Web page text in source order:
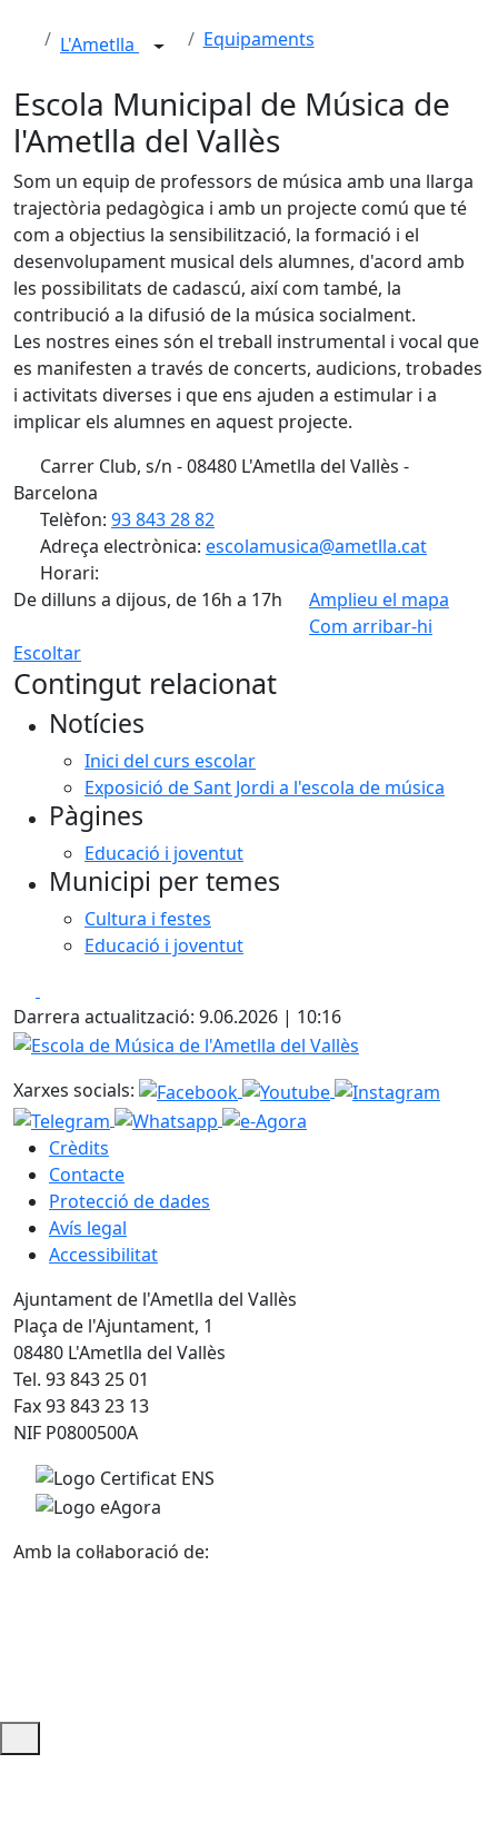
L'Ametlla Equipaments
Escola Municipal de Música de
l'Ametlla del Vallès
Som un equip de professors de música amb una llarga
trajectòria pedagògica i amb un projecte comú que té
com a objectius la sensibilització, la formació i el
desenvolupament musical dels alumnes, d'acord amb
les possibilitats de cadascú, així com també, la
contribució a la difusió de la música socialment.
Les nostres eines són el treball instrumental i vocal que
es manifesten a través de concerts, audicions, trobades
i activitats diverses i que ens ajuden a estimular i a
implicar els alumnes en aquest projecte.
Carrer Club, s/n - 08480 L'Ametlla del Vallès -
Barcelona
Telèfon: 93 843 28 82
Adreça electrònica: escolamusica@ametlla.cat
Horari:
De dilluns a dijous, de 16h a 17h
Amplieu el mapa
Com arribar-hi
+
−
| ©OpenStreetMapcontributors
Escoltar
Contingut relacionat
Notícies
Inici del curs escolar
Exposició de Sant Jordi a l'escola de música
Pàgines
Educació i joventut
Municipi per temes
Cultura i festes
Educació i joventut
Darrera actualització: 9.06.2026 | 10:16
Escola de Música de l'Ametlla del Vallès
Xarxes socials:
Crèdits
Contacte
Protecció de dades
Avís legal
Accessibilitat
Ajuntament de l'Ametlla del Vallès
Plaça de l'Ajuntament, 1
08480 L'Ametlla del Vallès
Tel. 93 843 25 01
Fax 93 843 23 13
NIF P0800500A
Amb la col·laboració de: